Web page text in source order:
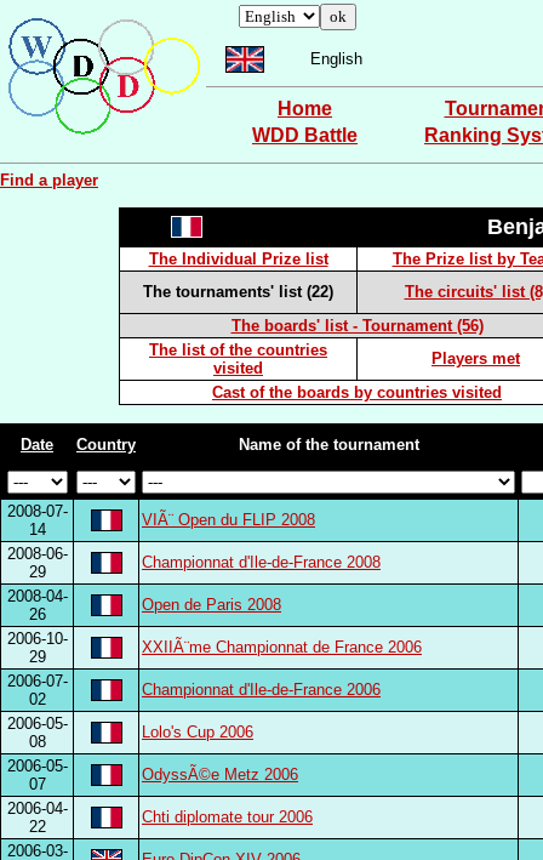
English
Home
WDD Battle
Ranking
Find a player
The Individual Prize list
The Prize list by
The tournaments' list (22)
The circuits' list
The boards' list - Tournament (56)
The list of the countries
visited
Players met
Cast of the boards by countries visited
Date Country Name of the tournament
2008-07-
14
VIÃ¨ Open du FLIP 2008
2008-06-
29
Championnat d'Ile-de-France 2008
2008-04-
26
Open de Paris 2008
2006-10-
29
XXIIÃ¨me Championnat de France 2006
2006-07-
02
Championnat d'Ile-de-France 2006
2006-05-
08
Lolo's Cup 2006
2006-05-
07
OdyssÃ©e Metz 2006
2006-04-
22
Chti diplomate tour 2006
2006-03-